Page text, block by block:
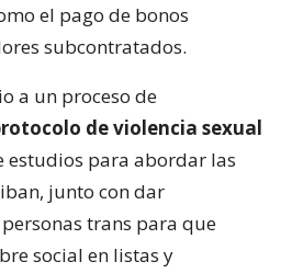
el pago de bonos
subcontratados.
a un proceso de
de violencia sexual
estudios para abordar las
junto con dar
trans para que
social en listas y